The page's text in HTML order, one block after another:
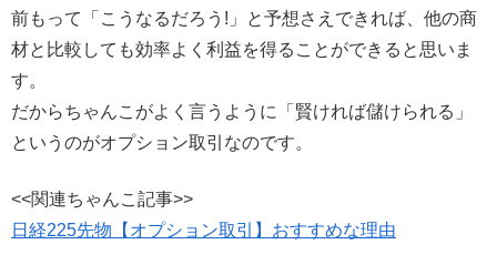
前もって「こうなるだろう!」と予想さえできれば、他の商
材と比較しても効率よく利益を得ることができると思いま
す。
だからちゃんこがよく言うように「賢ければ儲けられる」
というのがオプション取引なのです。
<<関連ちゃんこ記事>>
日経225先物【オプション取引】おすすめな理由